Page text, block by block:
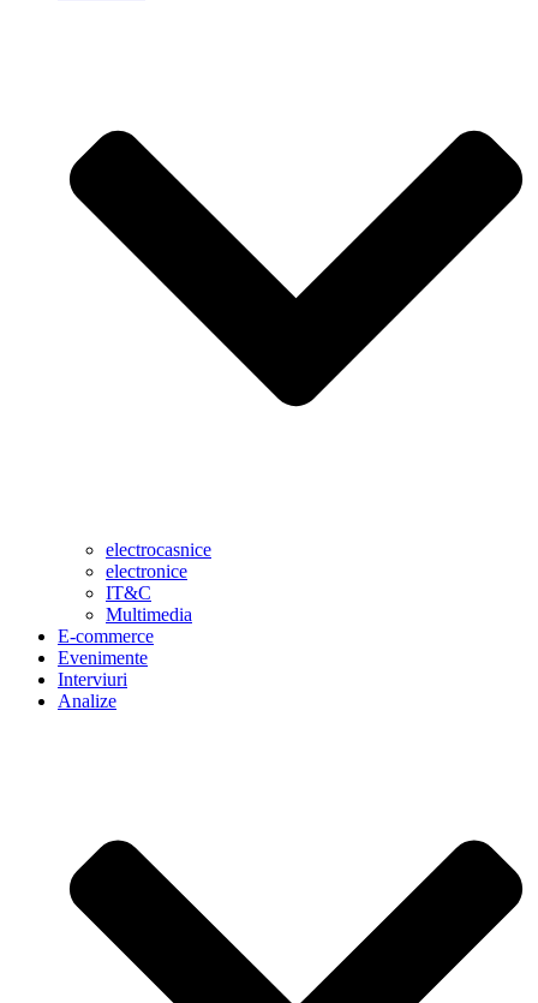
electrocasnice
electronice
IT&C
Multimedia
E-commerce
Evenimente
Interviuri
Analize